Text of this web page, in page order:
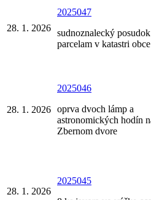
28. 1. 2026
2025047
sudnoznalecký
parcelam v katastri
28. 1. 2026
2025046
oprva dvoch lámp a
astronomických hodín
Zbernom dvore
28. 1. 2026
2025045